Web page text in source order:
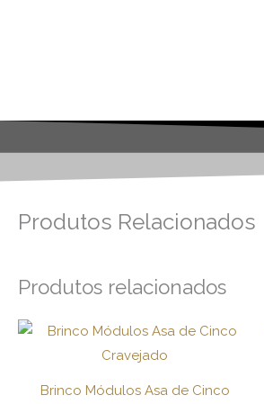
Produtos Relacionados
Produtos relacionados
Brinco Módulos Asa de Cinco